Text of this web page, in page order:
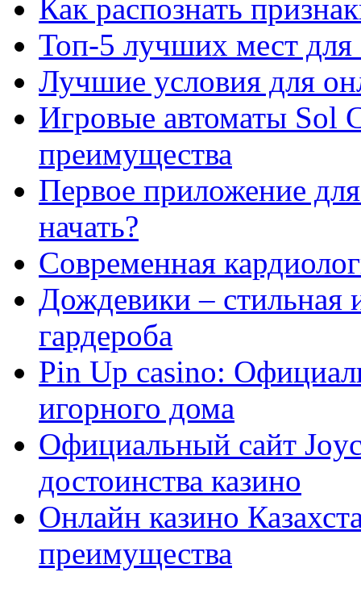
Как распознать
Топ-5 лучших мест для
Лучшие условия для
Игровые автоматы Sol
преимущества
Первое приложение
начать?
Современная
Дождевики – стильная
гардероба
Pin Up casino:
игорного дома
Официальный сайт
достоинства казино
Онлайн казино
преимущества